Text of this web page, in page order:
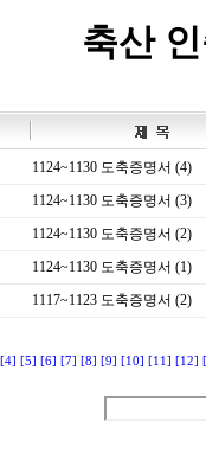
축산
1124~1130 도축증명서 (4)
1124~1130 도축증명서 (3)
1124~1130 도축증명서 (2)
1124~1130 도축증명서 (1)
1117~1123 도축증명서 (2)
[4] [5] [6] [7] [8] [9] [10] [11] [12]